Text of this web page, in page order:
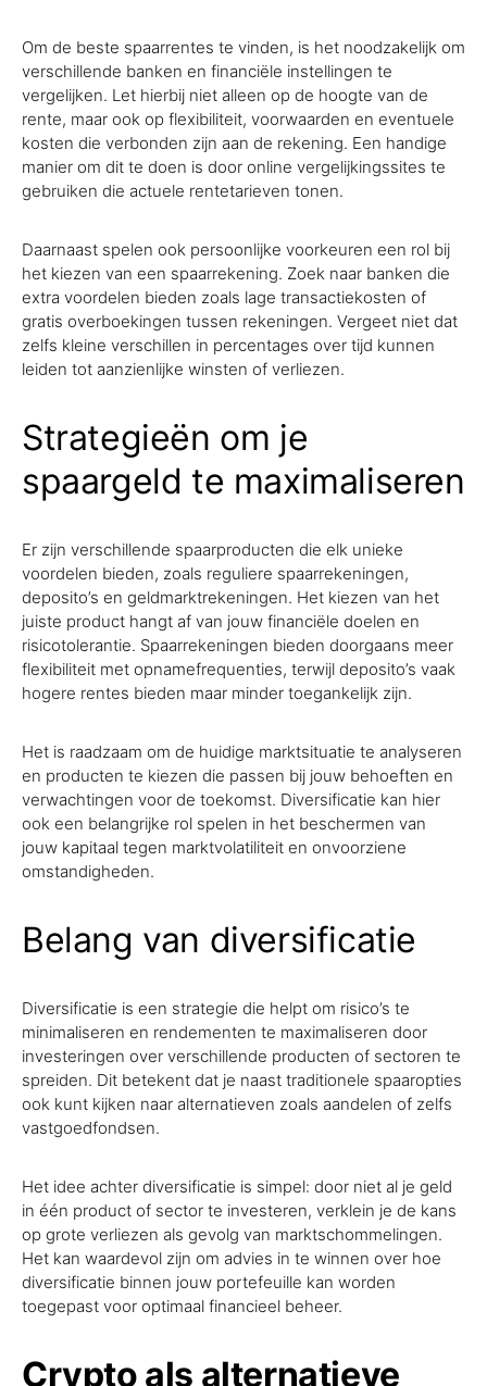
Om de beste spaarrentes te vinden, is het noodzakelijk om
verschillende banken en financiële instellingen te
vergelijken. Let hierbij niet alleen op de hoogte van de
rente, maar ook op flexibiliteit, voorwaarden en eventuele
kosten die verbonden zijn aan de rekening. Een handige
manier om dit te doen is door online vergelijkingssites te
gebruiken die actuele rentetarieven tonen.
Daarnaast spelen ook persoonlijke voorkeuren een rol bij
het kiezen van een spaarrekening. Zoek naar banken die
extra voordelen bieden zoals lage transactiekosten of
gratis overboekingen tussen rekeningen. Vergeet niet dat
zelfs kleine verschillen in percentages over tijd kunnen
leiden tot aanzienlijke winsten of verliezen.
Strategieën om je
spaargeld te maximaliseren
Er zijn verschillende spaarproducten die elk unieke
voordelen bieden, zoals reguliere spaarrekeningen,
deposito’s en geldmarktrekeningen. Het kiezen van het
juiste product hangt af van jouw financiële doelen en
risicotolerantie. Spaarrekeningen bieden doorgaans meer
flexibiliteit met opnamefrequenties, terwijl deposito’s vaak
hogere rentes bieden maar minder toegankelijk zijn.
Het is raadzaam om de huidige marktsituatie te analyseren
en producten te kiezen die passen bij jouw behoeften en
verwachtingen voor de toekomst. Diversificatie kan hier
ook een belangrijke rol spelen in het beschermen van
jouw kapitaal tegen marktvolatiliteit en onvoorziene
omstandigheden.
Belang van diversificatie
Diversificatie is een strategie die helpt om risico’s te
minimaliseren en rendementen te maximaliseren door
investeringen over verschillende producten of sectoren te
spreiden. Dit betekent dat je naast traditionele spaaropties
ook kunt kijken naar alternatieven zoals aandelen of zelfs
vastgoedfondsen.
Het idee achter diversificatie is simpel: door niet al je geld
in één product of sector te investeren, verklein je de kans
op grote verliezen als gevolg van marktschommelingen.
Het kan waardevol zijn om advies in te winnen over hoe
diversificatie binnen jouw portefeuille kan worden
toegepast voor optimaal financieel beheer.
Crypto als alternatieve